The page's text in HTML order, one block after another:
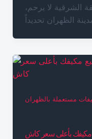
الشرقية لا يرحم،
مستعملة بالظهران
مكيفك بأعلى سعر كاش